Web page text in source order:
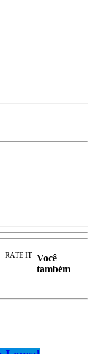
RATE IT Você
também